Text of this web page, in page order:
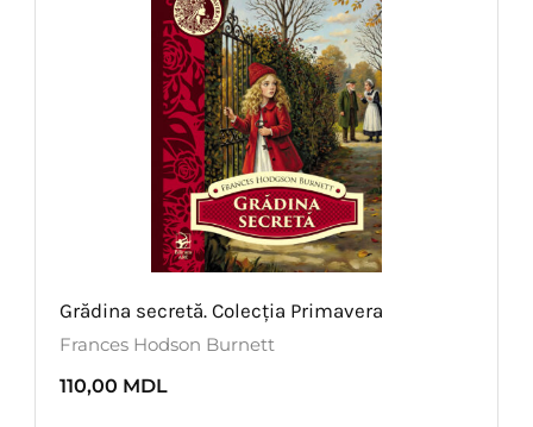
Grădina secretă. Colecția Primavera
Frances Hodson Burnett
110,00 MDL